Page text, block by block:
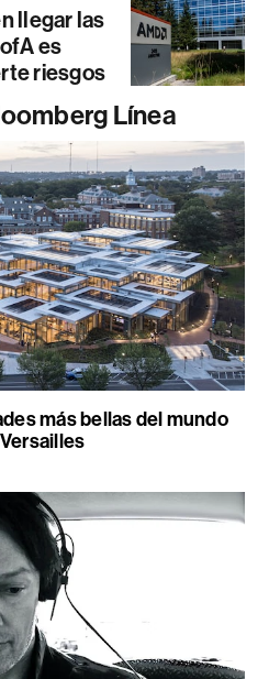
llegar las
es
riesgos
Línea
más bellas del mundo